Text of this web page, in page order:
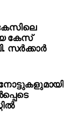
ബാബു
ഭാഗങ്ങളും
കേസ്
സര്‍ക്കാര്‍